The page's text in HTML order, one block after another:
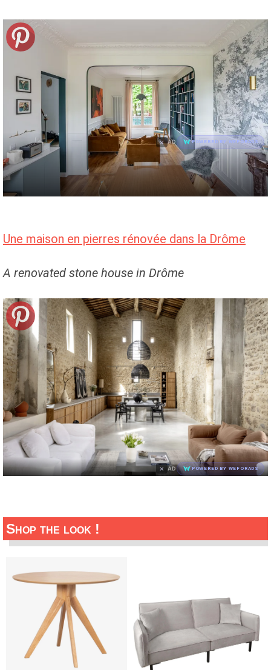
× AD POWERED BY WEFORADS
Une maison en pierres rénovée dans la Drôme
A renovated stone house in Drôme
× AD POWERED BY WEFORADS
Shop the look !